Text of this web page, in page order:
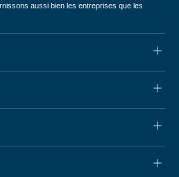
aussi bien les entreprises que les